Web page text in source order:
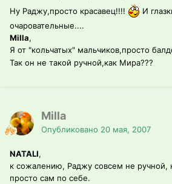
Ну Раджу,просто красавец!!!!
И
очаровательные....
Milla,
Я от "кольчатых" мальчиков,просто
Так он не такой ручной,как Мира???
Milla
Опубликовано 20 мая, 2007
NATALI,
к сожалению, Раджу совсем не ручной,
просто сам по себе.